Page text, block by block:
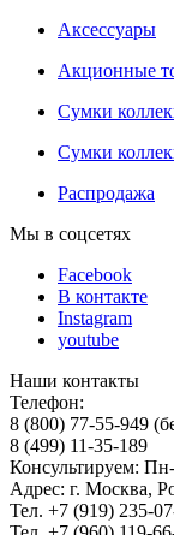
Аксессуары
Акционные
Сумки
Сумки
Распродажа
Мы в соцсетях
Facebook
В контакте
Instagram
youtube
Наши контакты
Телефон:
8 (800) 77-55-949
8 (499) 11-35-189
Консультируем:
Адрес: г. Москва,
Тел. +7 (919) 235-